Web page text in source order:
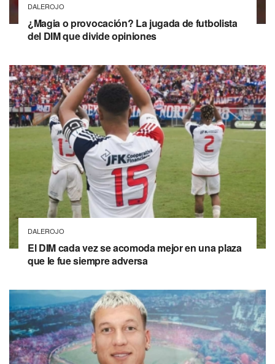
DALEROJO
¿Magia o provocación? La jugada de futbolista
del DIM que divide opiniones
DALEROJO
El DIM cada vez se acomoda mejor en una plaza
que le fue siempre adversa